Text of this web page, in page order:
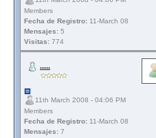
Members
Fecha de Registro: 11-March 08
Mensajes: 5
Visitas: 774
.....
11th March 2008 - 04:06 PM
Members
Fecha de Registro: 11-March 08
Mensajes: 7